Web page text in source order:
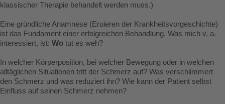
klassischer Therapie behandelt werden muss.)
Eine gründliche Anamnese (Eruieren der Krankheitsvorgeschichte)
ist das Fundament einer erfolgreichen Behandlung. Was mich v. a.
interessiert, ist: Wo tut es weh?
In welcher Körperposition, bei welcher Bewegung oder in welchen
alltäglichen Situationen tritt der Schmerz auf? Was verschlimmert
den Schmerz und was reduziert ihn? Wie kann der Patient selbst
Einfluss auf seinen Schmerz nehmen?